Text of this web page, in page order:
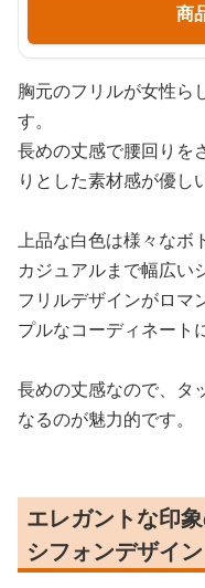
商
胸元のフリルが女性ら
す。
長めの丈感で腰回りを
りとした素材感が優し
上品な白色は様々なボ
カジュアルまで幅広い
フリルデザインがロマ
プルなコーディネート
長めの丈感なので、タ
なるのが魅力的です。
エレガントな印
シフォンデザイン